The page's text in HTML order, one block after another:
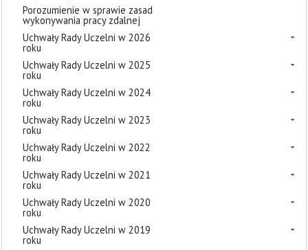
Porozumienie w sprawie zasad
wykonywania pracy zdalnej
Uchwały Rady Uczelni w 2026
roku
Uchwały Rady Uczelni w 2025
roku
Uchwały Rady Uczelni w 2024
roku
Uchwały Rady Uczelni w 2023
roku
Uchwały Rady Uczelni w 2022
roku
Uchwały Rady Uczelni w 2021
roku
Uchwały Rady Uczelni w 2020
roku
Uchwały Rady Uczelni w 2019
roku